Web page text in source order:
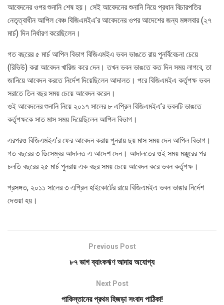
আবেদনের ওপর শুনানি শেষ হয়। সেই আবেদনের শুনানি নিয়ে প্রধান বিচারপতির
নেতৃত্বাধীন আপিল বেঞ্চ বিজিএমইএ’র আবেদনের ওপর আদেশের জন্য মঙ্গলবার (২৭
মার্চ) দিন নির্ধারণ করেছিলেন।
গত বছরের ৫ মার্চ আপিল বিভাগ বিজিএমইএ ভবন ভাঙতে রায় পুনর্বিবেচনা চেয়ে
(রিভিউ) করা আবেদন খারিজ করে দেন। তখন ভবন ভাঙতে কত দিন সময় লাগবে, তা
জানিয়ে আবেদন করতে নির্দেশ দিয়েছিলেন আদালত। পরে বিজিএমইএ কর্তৃপক্ষ ভবন
সরাতে তিন বছর সময় চেয়ে আবেদন করেন।
ওই আবেদনের শুনানি নিয়ে ২০১৭ সালের ৮ এপ্রিল বিজিএমইএ’র ভবনটি ভাঙতে
কর্তৃপক্ষকে সাত মাস সময় দিয়েছিলেন আপিল বিভাগ।
এরপরও বিজিএমইএ’র ফের আবেদন করায় পুনরায় ছয় মাস সময় দেন আপিল বিভাগ।
গত বছরের ৩ ডিসেম্বর আদালত এ আদেশ দেন। আদালতের ওই সময় মঞ্জুরের পর
চলতি বছরের ২৫ মার্চ পুনরায় এক বছর সময় চেয়ে আবেদন করে ভবন কর্তৃপক্ষ।
প্রসঙ্গত, ২০১১ সালের ৩ এপ্রিল হাইকোর্টের রায়ে বিজিএমইএ ভবন ভাঙার নির্দেশ
দেওয়া হয়।
Previous Post
৮৭ ভাগ ব্যাংকঋণ আদায় অযোগ্য
Next Post
পাকিস্তানের প্রথম হিজড়া সংবাদ পাঠিকা!